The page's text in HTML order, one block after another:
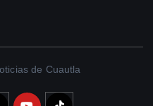
de Cuautla